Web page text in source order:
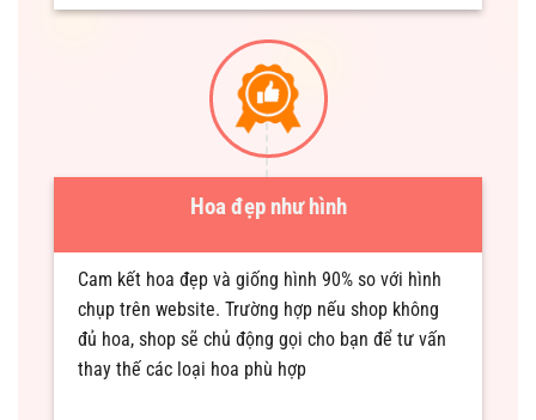
Hoa đẹp như hình
Cam kết hoa đẹp và giống hình 90% so với hình
chụp trên website. Trường hợp nếu shop không
đủ hoa, shop sẽ chủ động gọi cho bạn để tư vấn
thay thế các loại hoa phù hợp